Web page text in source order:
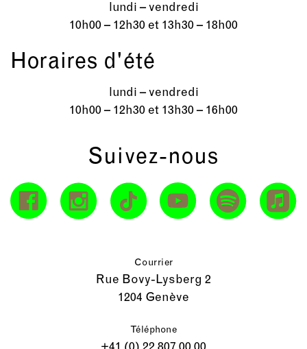
lundi – vendredi
10h00 – 12h30 et 13h30 – 18h00
Horaires d'été
lundi – vendredi
10h00 – 12h30 et 13h30 – 16h00
Suivez-nous
Courrier
Rue Bovy-Lysberg 2
1204 Genève
Téléphone